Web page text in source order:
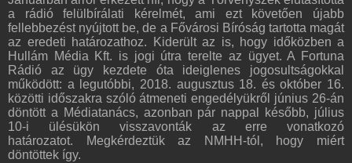
a rádió felülbírálati kérelmét, ami ezt követően újabb
fellebbezést nyújtott be, de a Fővárosi Bíróság tartotta magát
az eredeti határozathoz. Kiderült az is, hogy időközben a
Hullám Média Kft. is jogi útra terelte az ügyet. A Fortuna
Rádió az ügy kezdete óta ideiglenes jogosultságokkal
működött: a legutóbbi, 2018. augusztus 18. és október 16.
közötti időszakra szóló átmeneti engedélyükről június 26-án
döntött a Médiatanács, azonban pár nappal később, július
10-i ülésükön visszavonták az erre vonatkozó
határozatot. Megkérdeztük az NMHH-tól, hogy miért
döntöttek így.